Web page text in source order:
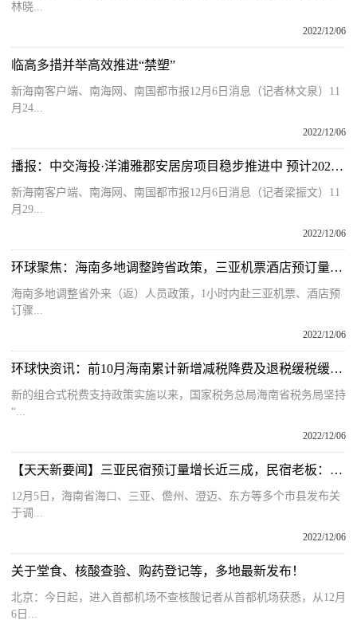
林晓...
2022/12/06
临高多措并举高效推进“禁塑”
新海南客户端、南海网、南国都市报12月6日消息（记者林文泉）11
月24...
2022/12/06
播报：中交海投·洋浦雅郡安居房项目稳步推进中 预计2024年4月交付
新海南客户端、南海网、南国都市报12月6日消息（记者梁振文）11
月29...
2022/12/06
环球聚焦：海南多地调整跨省政策，三亚机票酒店预订量激增3倍｜TD晚报FM
海南多地调整省外来（返）人员政策，1小时内赴三亚机票、酒店预
订骤...
2022/12/06
环球快资讯：前10月海南累计新增减税降费及退税缓税缓费超260亿元
新的组合式税费支持政策实施以来，国家税务总局海南省税务局坚持
“...
2022/12/06
【天天新要闻】三亚民宿预订量增长近三成，民宿老板：期待很久了，我们已经做好准备
12月5日，海南省海口、三亚、儋州、澄迈、东方等多个市县发布关
于调...
2022/12/06
关于堂食、核酸查验、购药登记等，多地最新发布！
北京：今日起，进入首都机场不查核酸记者从首都机场获悉，从12月
6日...